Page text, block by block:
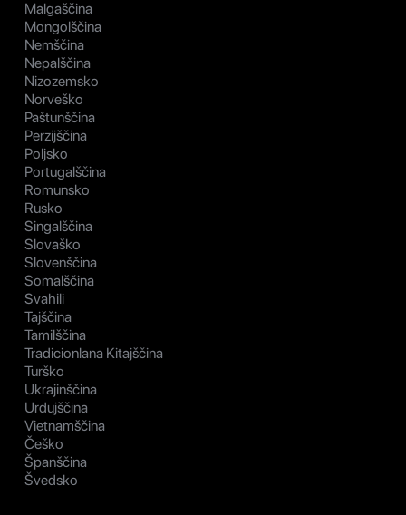
Malgaščina
Mongolščina
Nemščina
Nepalščina
Nizozemsko
Norveško
Paštunščina
Perzijščina
Poljsko
Portugalščina
Romunsko
Rusko
Singalščina
Slovaško
Slovenščina
Somalščina
Svahili
Tajščina
Tamilščina
Tradicionlana Kitajščina
Turško
Ukrajinščina
Urdujščina
Vietnamščina
Češko
Španščina
Švedsko